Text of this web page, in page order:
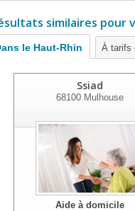
similaires pour
le Haut-Rhin À tarifs
Ssiad
68100 Mulhouse
Aide à domicile